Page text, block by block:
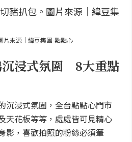
來源｜緯豆集團-點點心
沉浸式氛圍 8大重點
沉浸式氛圍，全台點點心門市
天花板等等，處處皆可見精心
影，喜歡拍照的粉絲必須筆